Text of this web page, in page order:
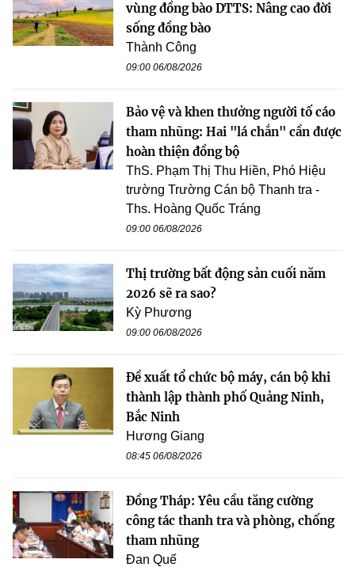
vùng đồng bào DTTS: Nâng cao đời
sống đồng bào
Thành Công
09:00 06/08/2026
Bảo vệ và khen thưởng người tố cáo
tham nhũng: Hai "lá chắn" cần được
hoàn thiện đồng bộ
ThS. Phạm Thị Thu Hiền, Phó Hiệu
trường Trường Cán bộ Thanh tra -
Ths. Hoàng Quốc Tráng
09:00 06/08/2026
Thị trường bất động sản cuối năm
2026 sẽ ra sao?
Kỳ Phương
09:00 06/08/2026
Đề xuất tổ chức bộ máy, cán bộ khi
thành lập thành phố Quảng Ninh,
Bắc Ninh
Hương Giang
08:45 06/08/2026
Đồng Tháp: Yêu cầu tăng cường
công tác thanh tra và phòng, chống
tham nhũng
Đan Quế